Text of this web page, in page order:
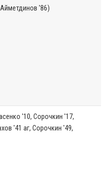
'86)
'10, Сорочкин '17,
'41 аг, Сорочкин '49,